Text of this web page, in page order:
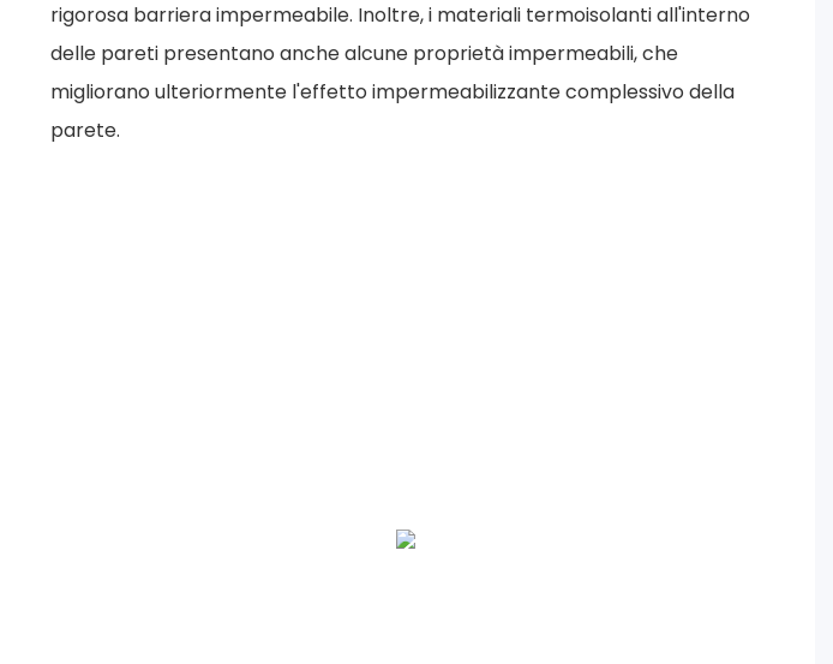
rigorosa barriera impermeabile. Inoltre, i materiali termoisolanti all'interno
delle pareti presentano anche alcune proprietà impermeabili, che
migliorano ulteriormente l'effetto impermeabilizzante complessivo della
parete.